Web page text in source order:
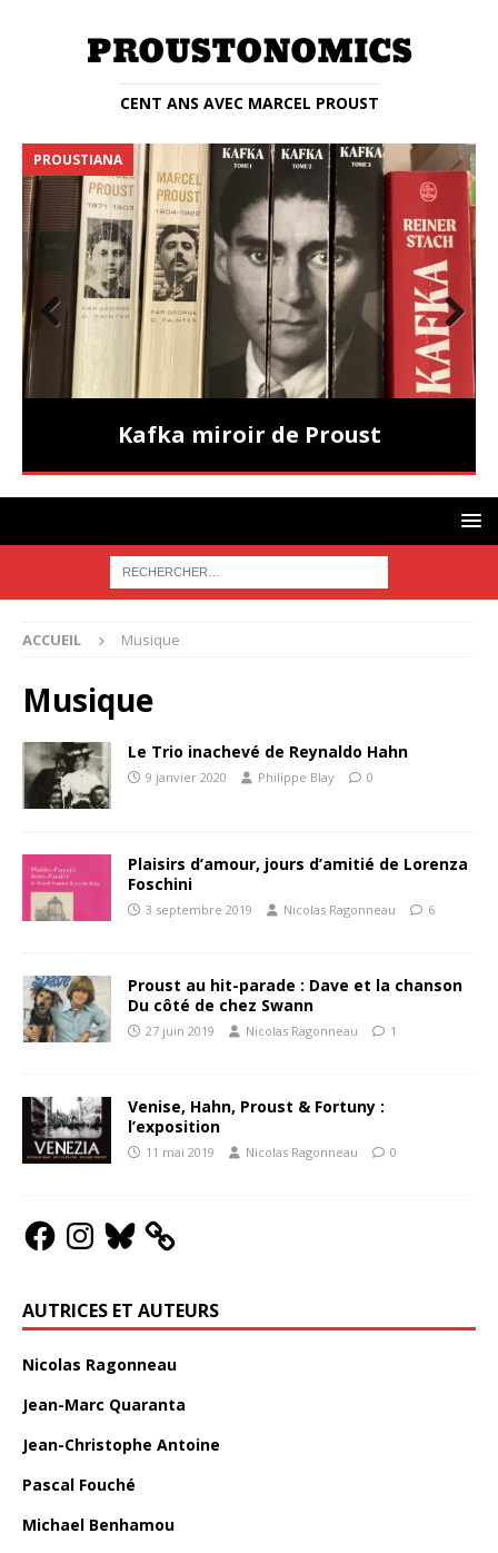
CENT ANS AVEC MARCEL PROUST
PROUSTIANA
Kafka miroir de Proust
Nex
ACCUEIL Musique
Musique
Le Trio inachevé de Reynaldo Hahn
9 janvier 2020 Philippe Blay 0
Plaisirs d’amour, jours d’amitié de Lorenza
Foschini
3 septembre 2019 Nicolas Ragonneau 6
Proust au hit-parade : Dave et la chanson
Du côté de chez Swann
27 juin 2019 Nicolas Ragonneau 1
Venise, Hahn, Proust & Fortuny :
l’exposition
11 mai 2019 Nicolas Ragonneau 0
AUTRICES ET AUTEURS
Nicolas Ragonneau
Jean-Marc Quaranta
Jean-Christophe Antoine
Pascal Fouché
Michael Benhamou